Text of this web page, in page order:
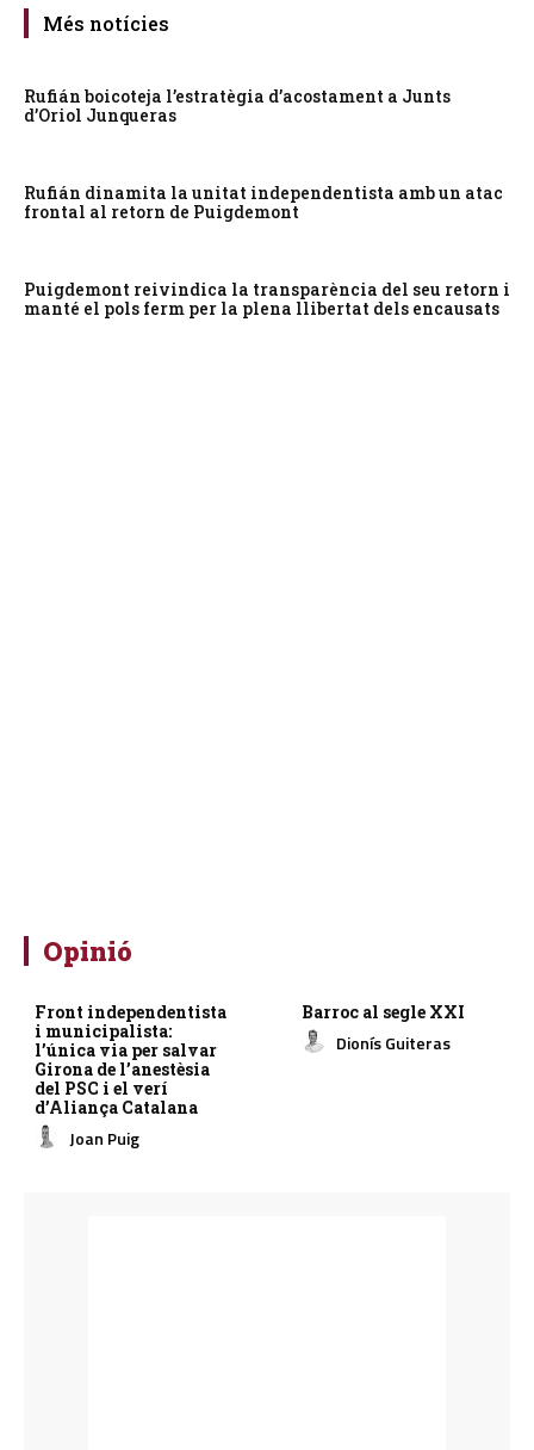
Més notícies
Rufián boicoteja l’estratègia d’acostament a Junts
d’Oriol Junqueras
Rufián dinamita la unitat independentista amb un atac
frontal al retorn de Puigdemont
Puigdemont reivindica la transparència del seu retorn i
manté el pols ferm per la plena llibertat dels encausats
Opinió
Front independentista
i municipalista:
l’única via per salvar
Girona de l’anestèsia
del PSC i el verí
d’Aliança Catalana
Joan Puig
Barroc al segle XXI
Dionís Guiteras